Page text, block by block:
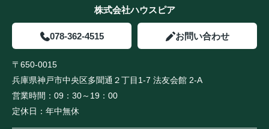
株式会社ハウスピア
078-362-4515 お問い合わせ
〒650-0015
兵庫県神戸市中央区多聞通２丁目1-7 法友会館 2-A
営業時間： 09：30～19：00
定休日： 年中無休